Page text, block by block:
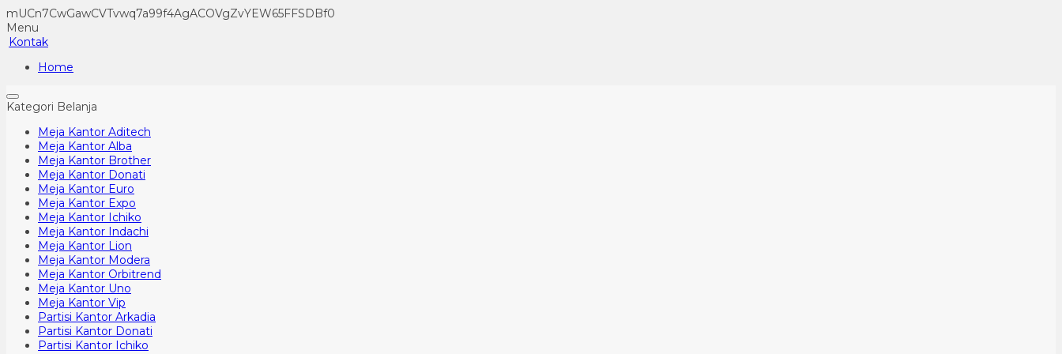
mUCn7CwGawCVTvwq7a99f4AgACOVgZvYEW65FFSDBf0
Menu
Kontak
Home
Kategori Belanja
Meja Kantor Aditech
Meja Kantor Alba
Meja Kantor Brother
Meja Kantor Donati
Meja Kantor Euro
Meja Kantor Expo
Meja Kantor Ichiko
Meja Kantor Indachi
Meja Kantor Lion
Meja Kantor Modera
Meja Kantor Orbitrend
Meja Kantor Uno
Meja Kantor Vip
Partisi Kantor Arkadia
Partisi Kantor Donati
Partisi Kantor Ichiko